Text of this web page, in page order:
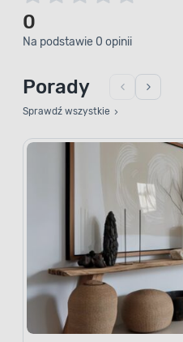
0
Na podstawie 0 opinii
Porady
Sprawdź wszystkie